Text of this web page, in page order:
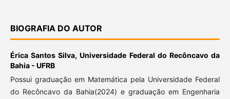
BIOGRAFIA DO AUTOR
Érica Santos Silva,Universidade Federal do Recôncavo da
Bahia - UFRB
Possui graduação em Matemática pela Universidade Federal
do Recôncavo da Bahia(2024) e graduação em Engenharia